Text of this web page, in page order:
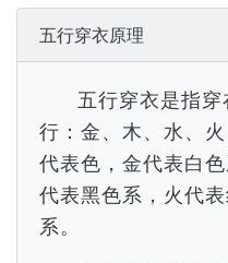
五行穿衣原理
五行穿衣是指
行：金、木、水、
代表色，金代表白
代表黑色系，火代
系。